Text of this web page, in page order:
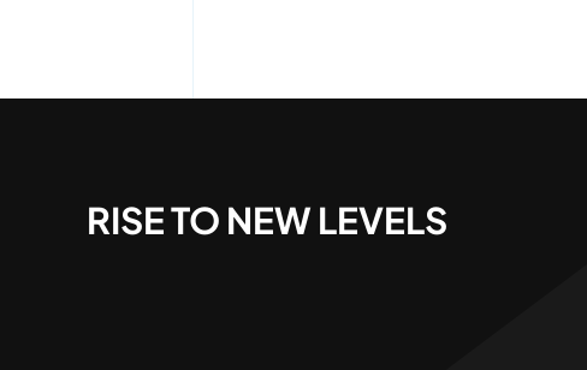
RISE TO NEW LEVELS